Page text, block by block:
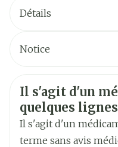
Dose de départ: 150
accru d'effets
convulsions)
Avec ou sans
Eviter de prendre les
Détails
Marques
Notice
Allemand
Néerlandais
Informations
Il s'agit d'un
quelques
Il s'agit d'un
terme sans avis